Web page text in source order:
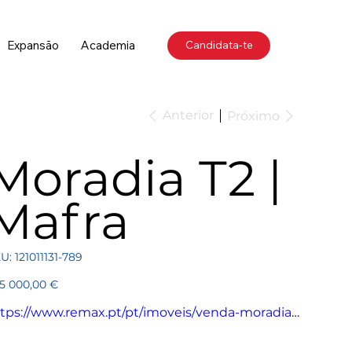
Expansão Academia Candidata-te
Anterior Próximo
T2 |
SKU
121011131-
121011131-789
000,00 €
www.remax.pt/pt/imoveis/venda-moradia-